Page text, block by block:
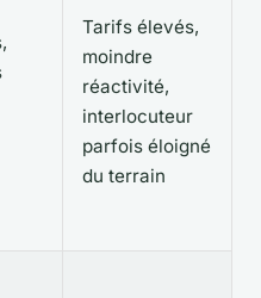
Tarifs élevés,
moindre
réactivité,
interlocuteur
parfois éloigné
du terrain